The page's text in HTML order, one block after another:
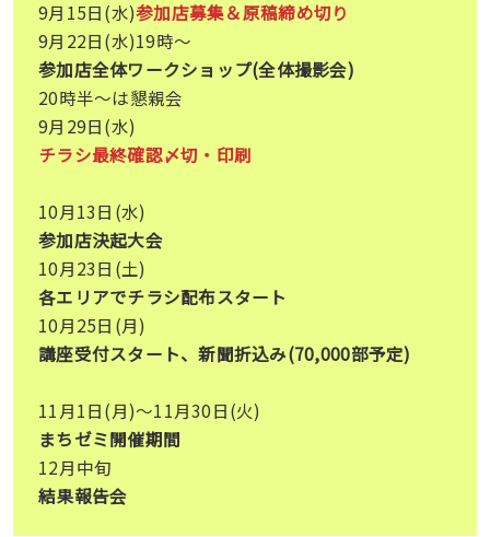
9月15日(水)参加店募集＆原稿締め切り
9月22日(水)19時〜
参加店全体ワークショップ(全体撮影会)
20時半〜は懇親会
9月29日(水)
チラシ最終確認〆切・印刷
10月13日(水)
参加店決起大会
10月23日(土)
各エリアでチラシ配布スタート
10月25日(月)
講座受付スタート、新聞折込み(70,000部予定)
11月1日(月)〜11月30日(火)
まちゼミ開催期間
12月中旬
結果報告会